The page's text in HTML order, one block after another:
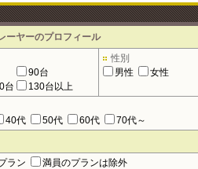
ーヤーのプロフィール
90台
台 130台以上
性別
男性
女性
40代 50代 60代
70代～
ラン
満員のプランは除外